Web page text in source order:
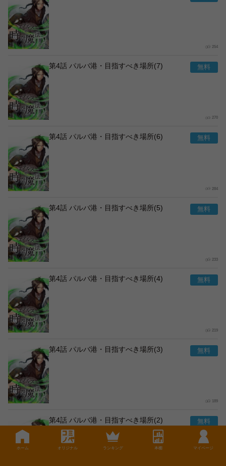
254
第4話 パルバ港・目指すべき場所(7)
270
第4話 パルバ港・目指すべき場所(6)
284
第4話 パルバ港・目指すべき場所(5)
233
第4話 パルバ港・目指すべき場所(4)
219
第4話 パルバ港・目指すべき場所(3)
189
第4話 パルバ港・目指すべき場所(2)
ホーム オリジナル ランキング 本棚 マイページ